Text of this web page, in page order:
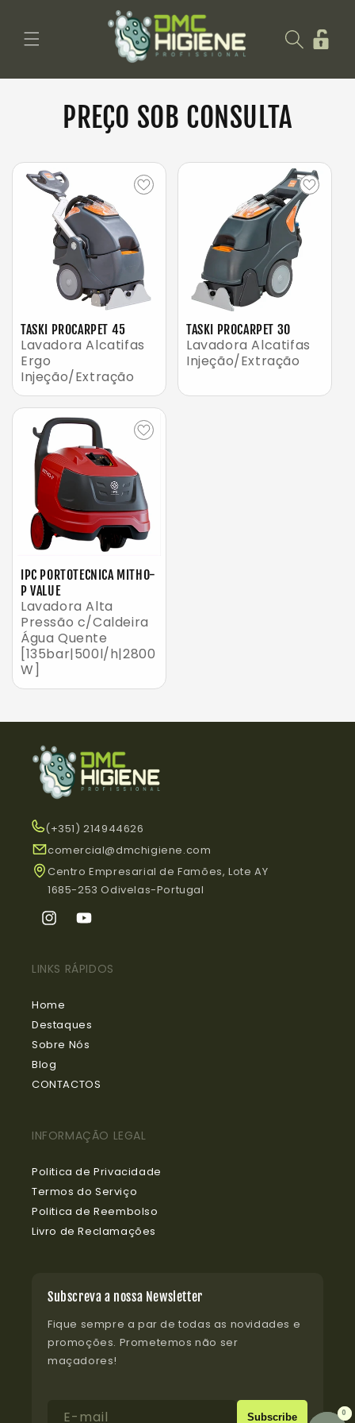
conteúdo
Iniciar
sessão
PREÇO SOB CONSULTA
TASKI PROCARPET 45
Lavadora Alcatifas
Ergo
Injeção/Extração
TASKI PROCARPET 30
Lavadora Alcatifas
Injeção/Extração
IPC PORTOTECNICA MITHO-
P VALUE
Lavadora Alta
Pressão c/Caldeira
Água Quente
[135bar|500l/h|2800
W]
(+351) 214944626
comercial@dmchigiene.com
Centro Empresarial de Famões, Lote AY
1685-253 Odivelas-Portugal
InstagramYouTube
LINKS RÁPIDOS
Home
Destaques
Sobre Nós
Blog
CONTACTOS
INFORMAÇÃO LEGAL
Politica de Privacidade
Termos do Serviço
Politica de Reembolso
Livro de Reclamações
Subscreva a nossa Newsletter
Fique sempre a par de todas as novidades e
promoções. Prometemos não ser
maçadores!
E-mail Subscribe 0
0